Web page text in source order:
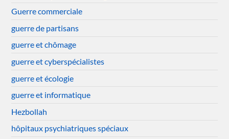
Guerre commerciale
guerre de partisans
guerre et chômage
guerre et cyberspécialistes
guerre et écologie
guerre et informatique
Hezbollah
hôpitaux psychiatriques spéciaux